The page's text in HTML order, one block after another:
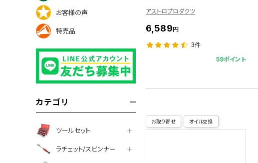
お客様の声
特売品
カテゴリ
ツールセット
ラチェット/スピンナー
アストロプロダクツ
6,589円
3件
59ポイント
お取り寄せ オイル交換